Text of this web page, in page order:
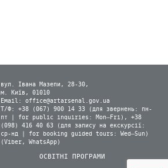
вул. Івана Мазепи, 28-30,
м. Київ, 01010
Email: office@artarsenal.gov.ua
Т/Ф: +38 (067) 900 14 33 (для звернень: пн-
пт | for public inquiries: Mon–Fri), +38
(098) 416 40 63 (для запису на екскурсії:
ср-нд | for booking guided tours: Wed–Sun)
(Viber, WhatsApp)
ОСВІТНІ ПРОГРАМИ